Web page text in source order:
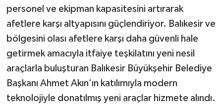
personel ve ekipman kapasitesini artırarak
afetlere karşı altyapısını güçlendiriyor. Balıkesir ve
bölgesini olası afetlere karşı daha güvenli hale
getirmek amacıyla itfaiye teşkilatını yeni nesil
araçlarla buluşturan Balıkesir Büyükşehir Belediye
Başkanı Ahmet Akın’ın katılımıyla modern
teknolojiyle donatılmış yeni araçlar hizmete alındı.